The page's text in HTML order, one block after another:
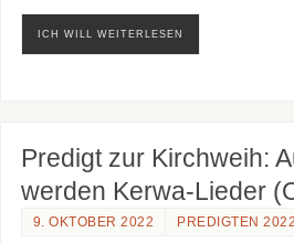
ICH WILL WEITERLESEN
Predigt zur Kirchweih:
werden Kerwa-Lieder
9. OKTOBER 2022 PREDIGTEN 2022